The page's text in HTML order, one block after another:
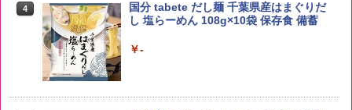
4
【在庫処分価格】ももたろう印 無洗米 5
kg 業務用 お米マイスターブレンド
￥2,680
【数量限定】フロム・ザ・バレル モルト
ウイスキー500ml アサヒ [ 日本 500ml ]
【中元 ギフト プレゼント 贈り物に】
4
国分 tabete だし麺 千葉県産はまぐりだ
し 塩らーめん 108g×10袋 保存食 備蓄
￥-